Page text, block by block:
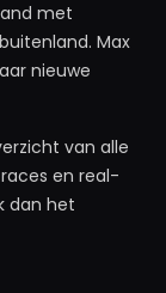
met
Max
nieuwe
van alle
en real-
dan het